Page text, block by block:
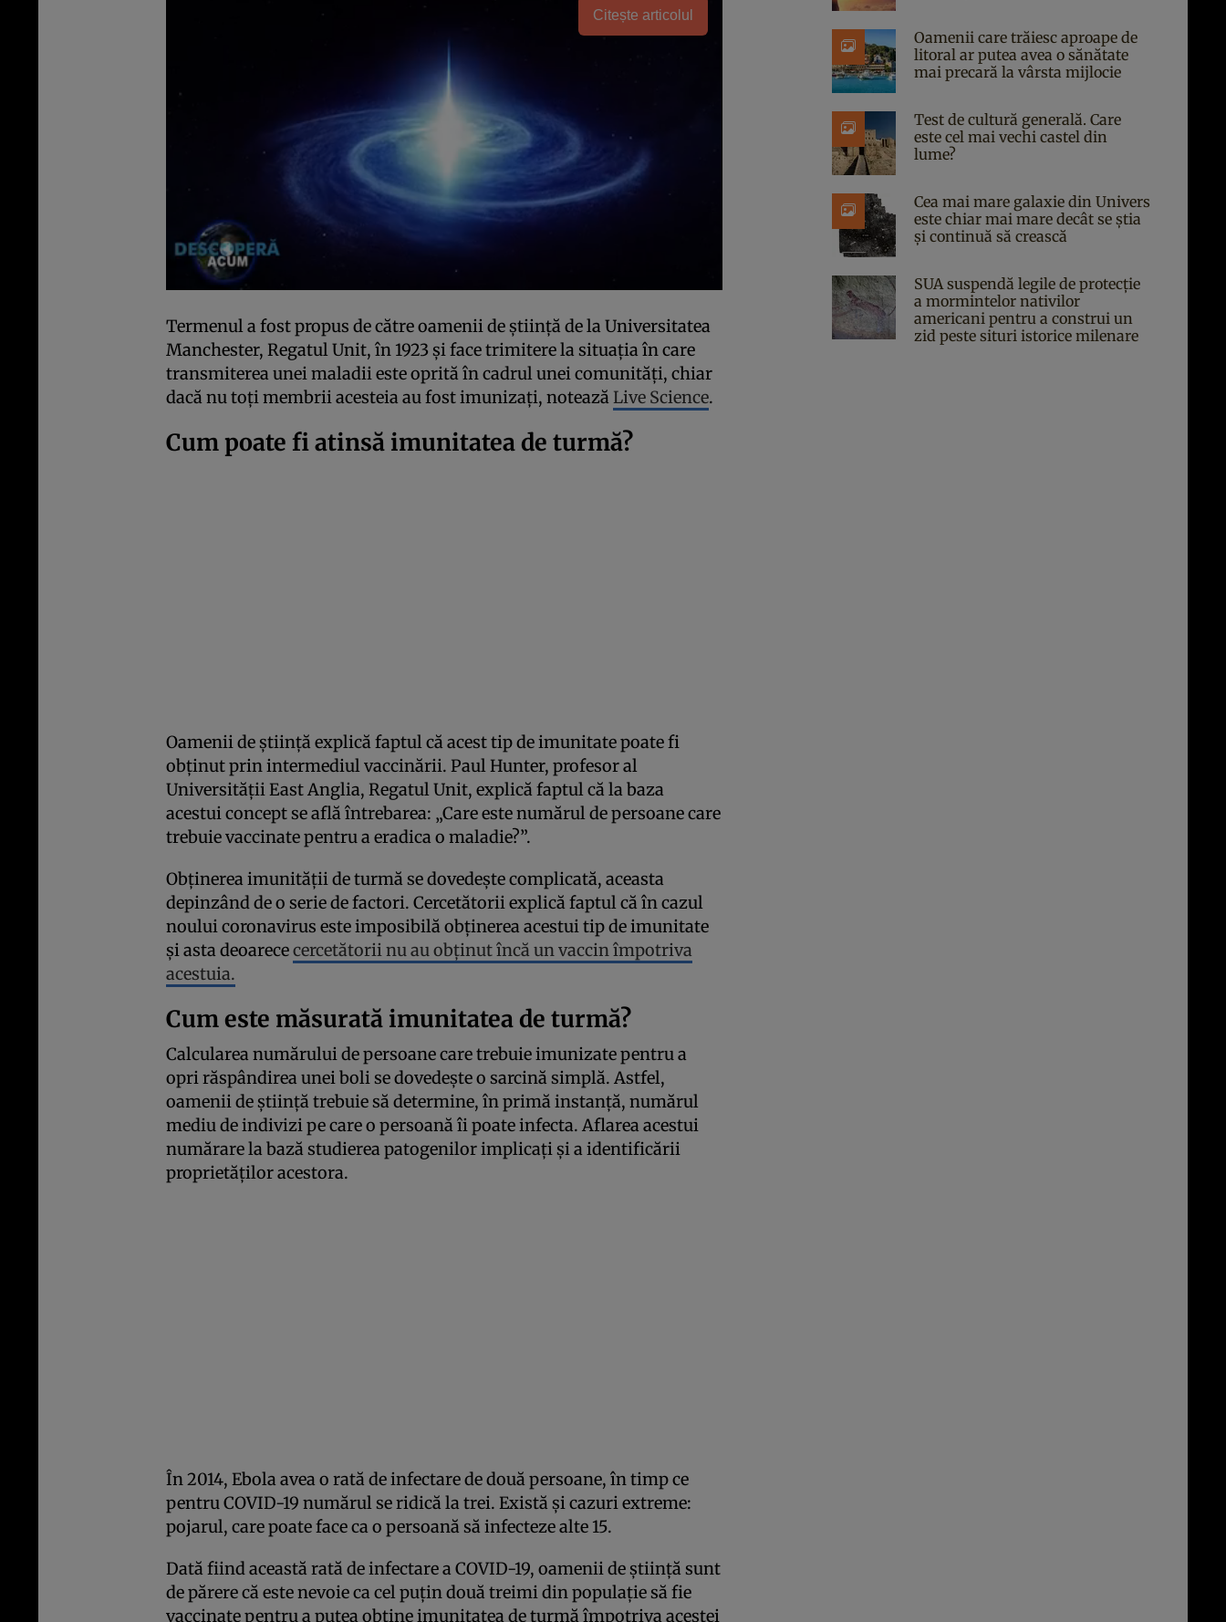
Citește articolul
Termenul a fost propus de către oamenii de știință de la Universitatea
Manchester, Regatul Unit, în 1923 și face trimitere la situația în care
transmiterea unei maladii este oprită în cadrul unei comunități, chiar
dacă nu toți membrii acesteia au fost imunizați, noteazăLive Science.
Cum poate fi atinsă imunitatea de turmă?
Oamenii de știință explică faptul că acest tip de imunitate poate fi
obținut prin intermediul vaccinării. Paul Hunter, profesor al
Universității East Anglia, Regatul Unit, explică faptul că la baza
acestui concept se află întrebarea: „Care este numărul de persoane care
trebuie vaccinate pentru a eradica o maladie?”.
Obținerea imunității de turmă se dovedește complicată, aceasta
depinzând de o serie de factori. Cercetătorii explică faptul că în cazul
noului coronavirus este imposibilă obținerea acestui tip de imunitate
și asta deoarececercetătorii nu au obținut încă un vaccin împotriva
acestuia.
Cum este măsurată imunitatea de turmă?
Calcularea numărului de persoane care trebuie imunizate pentru a
opri răspândirea unei boli se dovedește o sarcină simplă. Astfel,
oamenii de știință trebuie să determine, în primă instanță, numărul
mediu de indivizi pe care o persoană îi poate infecta. Aflarea acestui
numărare la bază studierea patogenilor implicați și a identificării
proprietăților acestora.
În 2014, Ebola avea o rată de infectare de două persoane, în timp ce
pentru COVID-19 numărul se ridică la trei. Există și cazuri extreme:
pojarul, care poate face ca o persoană să infecteze alte 15.
Dată fiind această rată de infectare a COVID-19, oamenii de știință sunt
de părere că este nevoie ca cel puțin două treimi din populație să fie
vaccinate pentru a putea obține imunitatea de turmă împotriva acestei
Oamenii care trăiesc aproape de
litoral ar putea avea o sănătate
mai precară la vârsta mijlocie
Test de cultură generală. Care
este cel mai vechi castel din
lume?
Cea mai mare galaxie din Univers
este chiar mai mare decât se știa
și continuă să crească
SUA suspendă legile de protecție
a mormintelor nativilor
americani pentru a construi un
zid peste situri istorice milenare